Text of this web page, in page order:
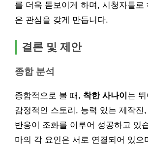
를 더욱 돋보이게 하며, 시청자들로
은 관심을 갖게 만듭니다.
결론 및 제안
종합 분석
종합적으로 볼 때, 착한 사나이 는
감정적인 스토리, 능력 있는 제작진
반응이 조화를 이루어 성공하고 있
마의 각 요인은 서로 연결되어 있으